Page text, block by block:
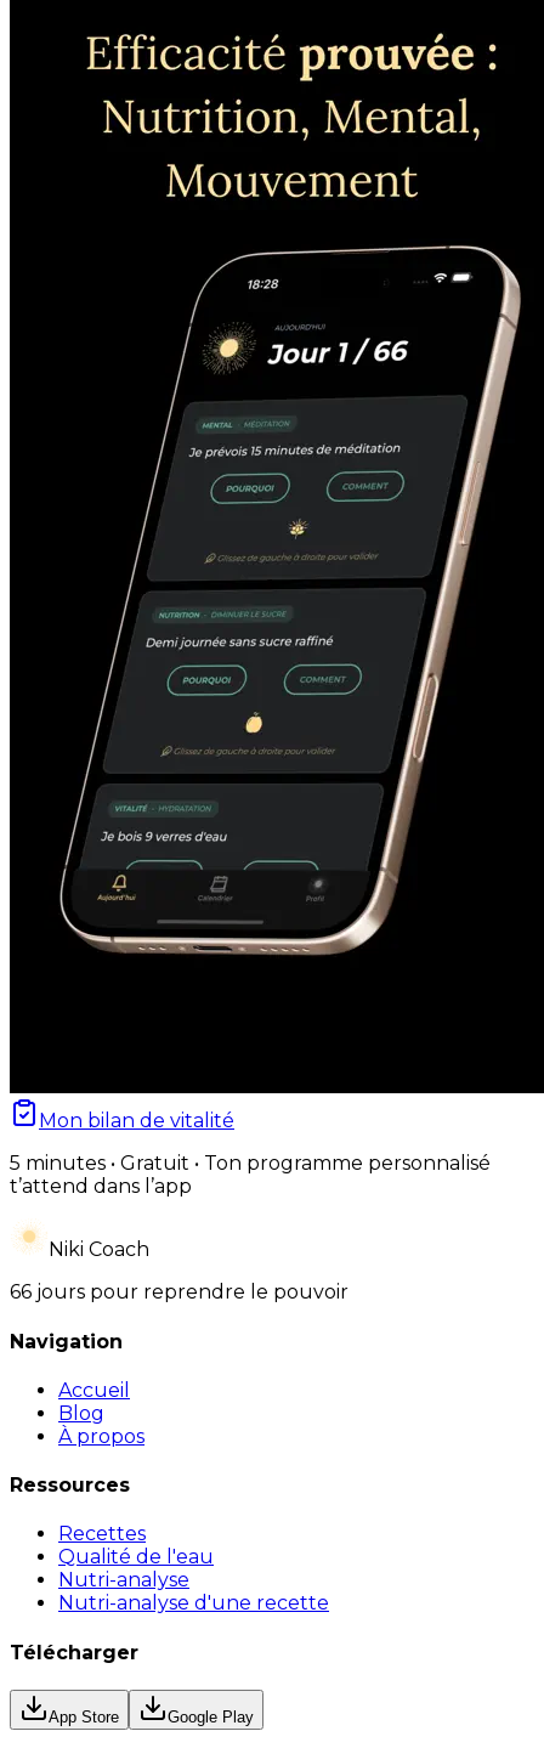
Mon bilan de vitalité
5 minutes • Gratuit • Ton programme personnalisé
t’attend dans l’app
Niki Coach
66 jours pour reprendre le pouvoir
Navigation
Accueil
Blog
À propos
Ressources
Recettes
Qualité de l'eau
Nutri-analyse
Nutri-analyse d'une recette
Télécharger
App Store Google Play